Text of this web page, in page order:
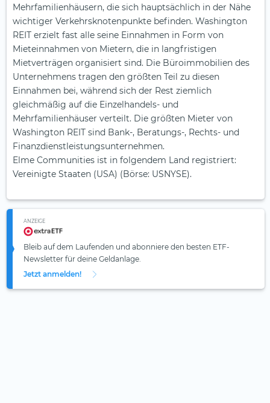
Mehrfamilienhäusern, die sich hauptsächlich in der Nähe
wichtiger Verkehrsknotenpunkte befinden. Washington
REIT erzielt fast alle seine Einnahmen in Form von
Mieteinnahmen von Mietern, die in langfristigen
Mietverträgen organisiert sind. Die Büroimmobilien des
Unternehmens tragen den größten Teil zu diesen
Einnahmen bei, während sich der Rest ziemlich
gleichmäßig auf die Einzelhandels- und
Mehrfamilienhäuser verteilt. Die größten Mieter von
Washington REIT sind Bank-, Beratungs-, Rechts- und
Finanzdienstleistungsunternehmen.
Elme Communities ist in folgendem Land registriert:
Vereinigte Staaten (USA) (Börse: USNYSE).
ANZEIGE
Bleib auf dem Laufenden und abonniere den besten ETF-
Newsletter für deine Geldanlage.
Jetzt anmelden!